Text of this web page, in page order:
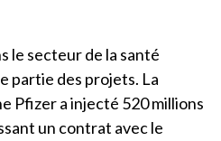
le secteur de la santé
partie des projets. La
Pfizer a injecté 520 millions
un contrat avec le